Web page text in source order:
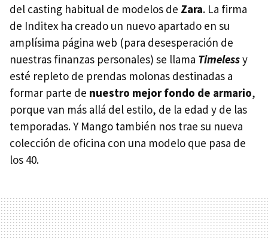
del casting habitual de modelos de Zara. La firma
de Inditex ha creado un nuevo apartado en su
amplísima página web (para desesperación de
nuestras finanzas personales) se llama Timelessy
esté repleto de prendas molonas destinadas a
formar parte de nuestro mejor fondo de armario,
porque van más allá del estilo, de la edad y de las
temporadas. Y Mango también nos trae su nueva
colección de oficina con una modelo que pasa de
los 40.